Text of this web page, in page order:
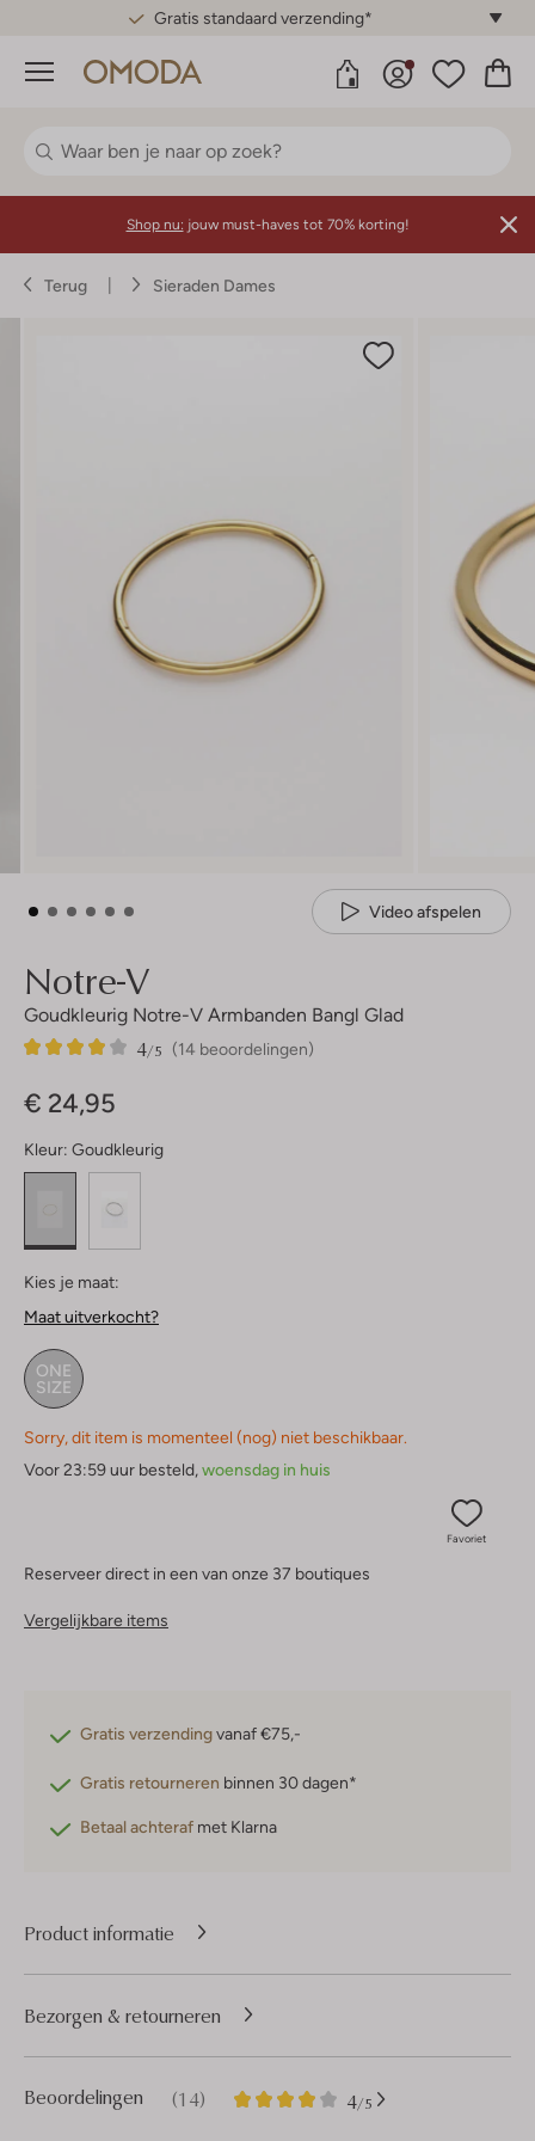
Gratis standaard verzending*
Menu
Shop nu: jouw must-haves tot 70% korting!
Terug Sieraden Dames
Video afspelen
Notre-V
Goudkleurig Notre-V Armbanden Bangl Glad
(14 beoordelingen)
4/5
14
4
€ 24,95
Kleur: Goudkleurig
Kies je maat:
Maat uitverkocht?
ONE
SIZE
Sorry, dit item is momenteel (nog) niet beschikbaar.
Voor 23:59 uur besteld,woensdag in huis
Favoriet
Reserveer direct in een van onze 37 boutiques
Vergelijkbare items
Gratis verzendingvanaf €75,-
Gratis retourneren binnen 30 dagen*
Betaal achteraf met Klarna
Product informatie
Beoordelingen (14) 4/5
14
4
Bezorgen & retourneren